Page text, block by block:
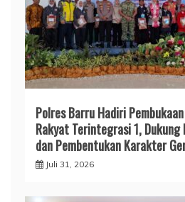
Polres Barru Hadiri
Rakyat Terintegrasi 1,
dan Pembentukan Karakter
Juli 31, 2026